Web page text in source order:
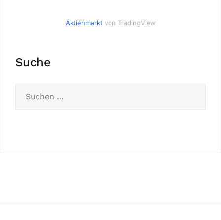
Aktienmarkt von TradingView
Suche